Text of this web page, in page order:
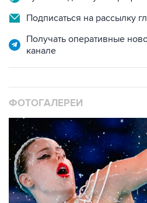
Подписаться на рассылку
Получать оперативные
канале
ФОТОГАЛЕРЕИ